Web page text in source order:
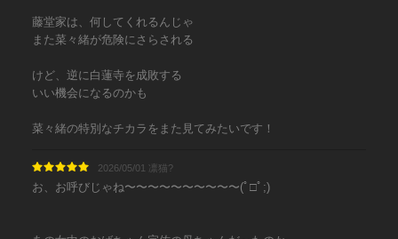
藤堂家は、何してくれるんじゃ
また菜々緒が危険にさらされる
けど、逆に白蓮寺を成敗する
いい機会になるのかも
菜々緒の特別なチカラをまた見てみたいです！
2026/05/01 凛猫?
お、お呼びじゃね〜〜〜〜〜〜〜〜〜〜(ﾟ□ﾟ;)